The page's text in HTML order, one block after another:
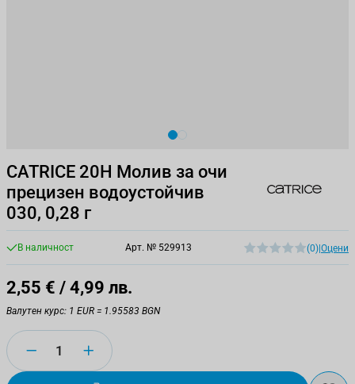
View larger image
View larger image
CATRICE 20H Молив за очи
прецизен водоустойчив
030, 0,28 г
В наличност Арт. № 529913 (0) Оцени
2,55 € / 4,99 лв.
Валутен курс: 1 EUR = 1.95583 BGN
Количество